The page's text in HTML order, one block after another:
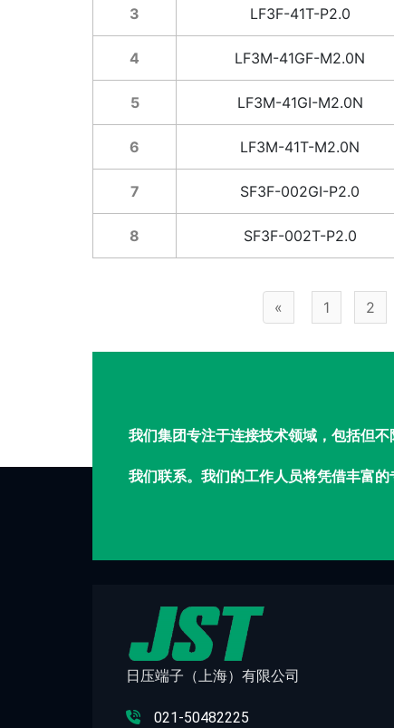
3 LF3F-41T-P2.0
4 LF3M-41GF-M2.0N
5 LF3M-41GI-M2.0N
6 LF3M-41T-M2.0N
7 SF3F-002GI-P2.0
8 SF3F-002T-P2.0
« 1 2
我们集团专注于连接技术领域，包括但
我们联系。我们的工作人员将凭借丰富
日压端子（上海）有限公司
021-50482225